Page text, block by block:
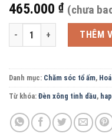
465.000 ₫ (chưa
Đèn xông tinh dầu NEO -
THÊM
Danh mục: Chăm sóc tổ ấm,
Từ khóa: Đèn xông tinh dầu,